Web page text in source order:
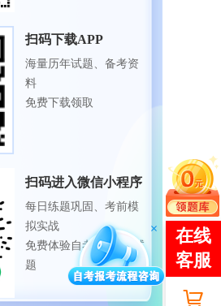
扫码下载APP
海量历年试题、备考资
料
免费下载领取
扫码进入微信小程序
每日练题巩固、考前模
拟实战
免费体验自考365海量试
题